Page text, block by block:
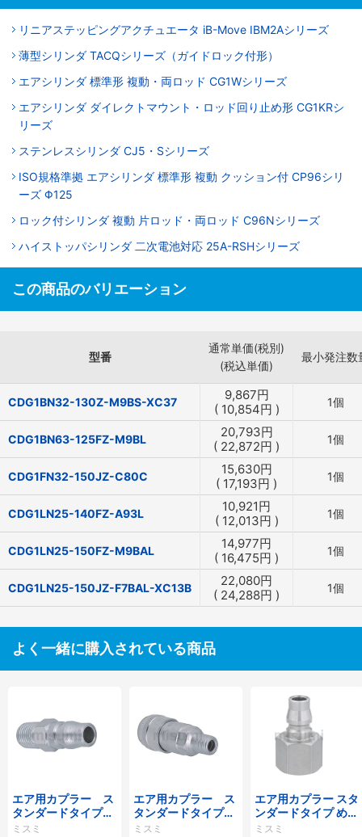
リニアステッピングアクチュエータ iB-Move IBM2Aシリーズ
薄型シリンダ TACQシリーズ（ガイドロック付形）
エアシリンダ 標準形 複動・両ロッド CG1Wシリーズ
エアシリンダ ダイレクトマウント・ロッド回り止め形 CG1KRシ
リーズ
ステンレスシリンダ CJ5・Sシリーズ
ISO規格準拠 エアシリンダ 標準形 複動 クッション付 CP96シリ
ーズ Φ125
ロック付シリンダ 複動 片ロッド・両ロッド C96Nシリーズ
ハイストッパシリンダ 二次電池対応 25A-RSHシリーズ
この商品のバリエーション
型番
通常単価(税別)
(税込単価)
最小発注数
CDG1BN32-130Z-M9BS-XC37 9,867円
( 10,854円 ) 1個
CDG1BN63-125FZ-M9BL 20,793円
( 22,872円 ) 1個
CDG1FN32-150JZ-C80C 15,630円
( 17,193円 ) 1個
CDG1LN25-140FZ-A93L 10,921円
( 12,013円 ) 1個
CDG1LN25-150FZ-M9BAL 14,977円
( 16,475円 ) 1個
CDG1LN25-150JZ-F7BAL-XC13B 22,080円
( 24,288円 ) 1個
よく一緒に購入されている商品
エア用カプラー ス
タンダードタイプ
おねじプラグ
ミスミ
エア用カプラー ス
タンダードタイプ
おねじソケット
ミスミ
エア用カプラー スタ
ンダードタイプ めね
じプラグ
ミスミ